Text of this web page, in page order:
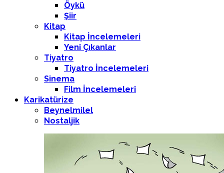
Öykü
Şiir
Kitap
Kitap İncelemeleri
Yeni Çıkanlar
Tiyatro
Tiyatro İncelemeleri
Sinema
Film İncelemeleri
Karikatürize
Beynelmilel
Nostaljik